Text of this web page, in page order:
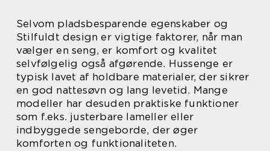
Selvom pladsbesparende egenskaber og
Stilfuldt design er vigtige faktorer, når man
vælger en seng, er komfort og kvalitet
selvfølgelig også afgørende. Hussenge er
typisk lavet af holdbare materialer, der sikrer
en god nattesøvn og lang levetid. Mange
modeller har desuden praktiske funktioner
som f.eks. justerbare lameller eller
indbyggede sengeborde, der øger
komforten og funktionaliteten.